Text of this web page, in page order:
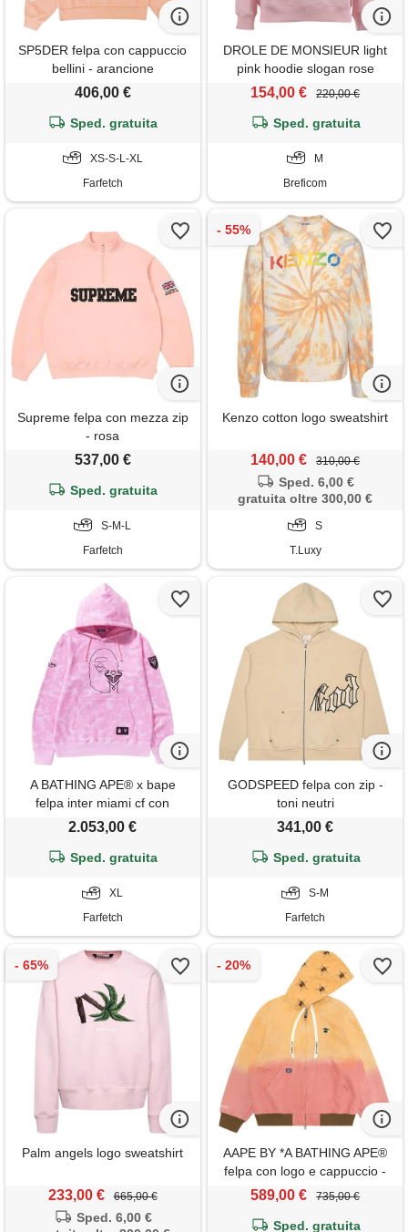
SP5DER felpa con cappuccio
bellini - arancione
406,00 €
Sped. gratuita
XS-S-L-XL
Farfetch
DROLE DE MONSIEUR light
pink hoodie slogan rose
154,00 € 220,00 €
Sped. gratuita
M
Breficom
Supreme felpa con mezza zip
- rosa
537,00 €
Sped. gratuita
S-M-L
Farfetch
Kenzo cotton logo sweatshirt
140,00 € 310,00 €
Sped. 6,00 €
gratuita oltre 300,00 €
S
T.Luxy
A BATHING APE® x bape
felpa inter miami cf con
cappuccio - rosa
2.053,00 €
Sped. gratuita
XL
Farfetch
GODSPEED felpa con zip -
toni neutri
341,00 €
Sped. gratuita
S-M
Farfetch
Palm angels logo sweatshirt
233,00 € 665,00 €
Sped. 6,00 €
AAPE BY *A BATHING APE®
felpa con logo e cappuccio -
arancione
589,00 € 735,00 €
Sped. gratuita